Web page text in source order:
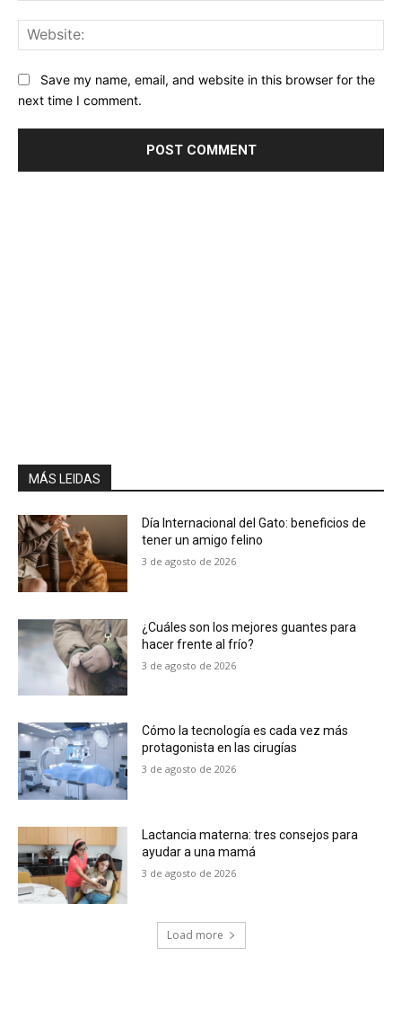
Save my name, email, and website in this browser for the
next time I comment.
MÁS LEIDAS
Día Internacional del Gato: beneficios de
tener un amigo felino
3 de agosto de 2026
¿Cuáles son los mejores guantes para
hacer frente al frío?
3 de agosto de 2026
Cómo la tecnología es cada vez más
protagonista en las cirugías
3 de agosto de 2026
Lactancia materna: tres consejos para
ayudar a una mamá
3 de agosto de 2026
Load more